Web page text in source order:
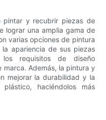
pintar y recubrir piezas de
lograr una amplia gama de
varias opciones de pintura
apariencia de sus piezas
requisitos de diseño
Además, la pintura y
mejorar la durabilidad y la
haciéndolos más